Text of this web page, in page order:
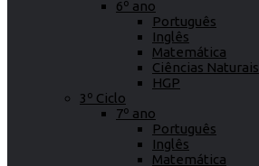
6º ano
Português
Inglês
Matemática
Ciências Naturais
HGP
3º Ciclo
7º ano
Português
Inglês
Matemática